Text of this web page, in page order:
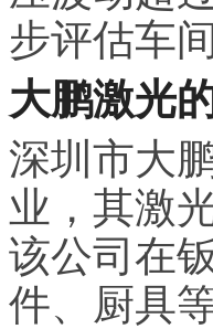
步评估车
大鹏激光
深圳市大
业，其激
该公司在
件、厨具